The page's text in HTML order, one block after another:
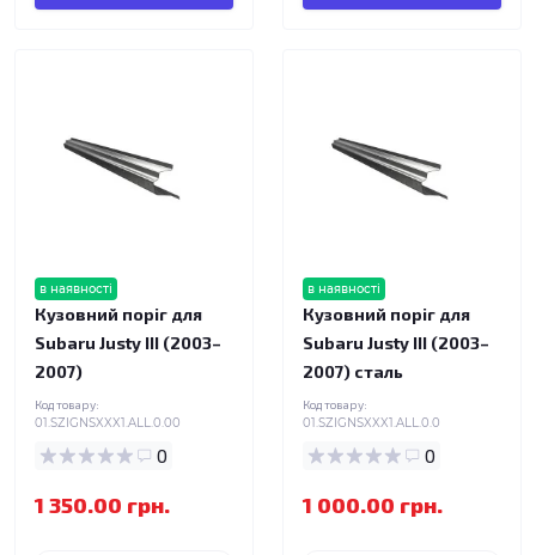
в наявності
Кузовний поріг для
Subaru Justy III (2003–
2007)
Код товару:
01.SZIGNSXXX1.ALL.0.00
0
1 350.00 грн.
в наявності
Кузовний поріг для
Subaru Justy III (2003–
2007) сталь
Код товару:
01.SZIGNSXXX1.ALL.0.0
0
1 000.00 грн.